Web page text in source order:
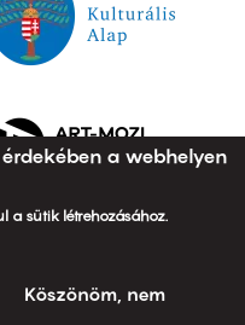
a webhelyen
a sütik létrehozásához.
Köszönöm, nem